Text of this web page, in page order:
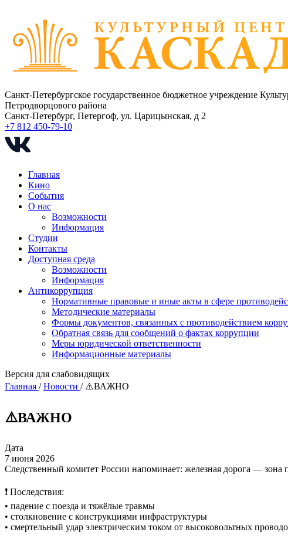
Санкт-Петербургское государственное бюджетное учреждение
Петродворцового района
Санкт-Петербург, Петергоф, ул. Царицынская, д 2
+7 812 450-79-10
Главная
Кино
События
О нас
Возможности
Информация
Студии
Контакты
Доступная среда
Возможности
Информация
Антикоррупция
Нормативные правовые и иные акты в сфере
Методические материалы
Формы документов, связанных с противодействием
Обратная связь для сообщений о фактах коррупции
Меры юридической ответственности
Информационные материалы
Версия для слабовидящих
Главная /Новости / ⚠️ВАЖНО
⚠️ВАЖНО
Дата
7 июня 2026
Следственный комитет России напоминает: железная дорога —
❗ Последствия:
• падение с поезда и тяжёлые травмы
• столкновение с конструкциями инфраструктуры
• смертельный удар электрическим током от высоковольтных